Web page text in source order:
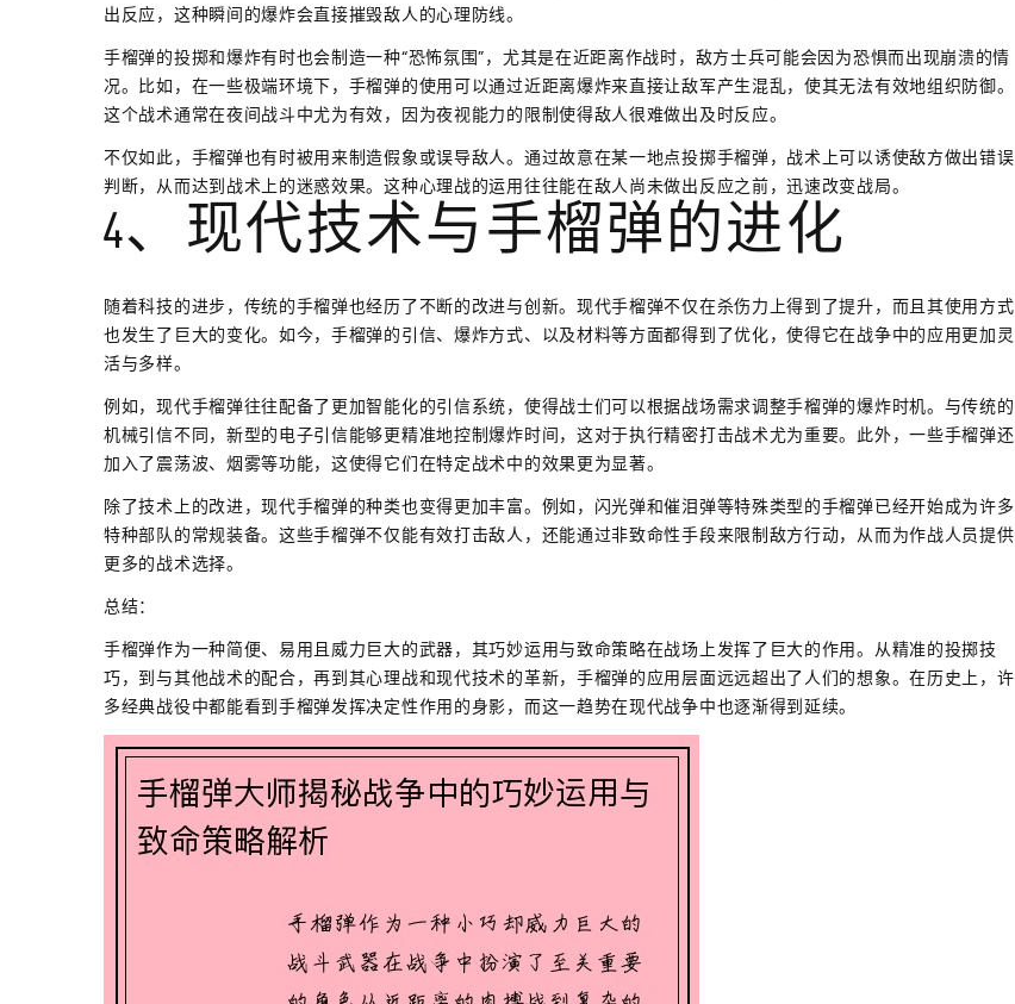
出反应，这种瞬间的爆炸会直接摧毁敌人的心理防线。
手榴弹的投掷和爆炸有时也会制造一种“恐怖氛围”，尤其是在近距离作战时，敌方士兵可能会因为恐惧而出现崩溃的情
况。比如，在一些极端环境下，手榴弹的使用可以通过近距离爆炸来直接让敌军产生混乱，使其无法有效地组织防御。
这个战术通常在夜间战斗中尤为有效，因为夜视能力的限制使得敌人很难做出及时反应。
不仅如此，手榴弹也有时被用来制造假象或误导敌人。通过故意在某一地点投掷手榴弹，战术上可以诱使敌方做出错误
判断，从而达到战术上的迷惑效果。这种心理战的运用往往能在敌人尚未做出反应之前，迅速改变战局。
4、现代技术与手榴弹的进化
随着科技的进步，传统的手榴弹也经历了不断的改进与创新。现代手榴弹不仅在杀伤力上得到了提升，而且其使用方式
也发生了巨大的变化。如今，手榴弹的引信、爆炸方式、以及材料等方面都得到了优化，使得它在战争中的应用更加灵
活与多样。
例如，现代手榴弹往往配备了更加智能化的引信系统，使得战士们可以根据战场需求调整手榴弹的爆炸时机。与传统的
机械引信不同，新型的电子引信能够更精准地控制爆炸时间，这对于执行精密打击战术尤为重要。此外，一些手榴弹还
加入了震荡波、烟雾等功能，这使得它们在特定战术中的效果更为显著。
除了技术上的改进，现代手榴弹的种类也变得更加丰富。例如，闪光弹和催泪弹等特殊类型的手榴弹已经开始成为许多
特种部队的常规装备。这些手榴弹不仅能有效打击敌人，还能通过非致命性手段来限制敌方行动，从而为作战人员提供
更多的战术选择。
总结：
手榴弹作为一种简便、易用且威力巨大的武器，其巧妙运用与致命策略在战场上发挥了巨大的作用。从精准的投掷技
巧，到与其他战术的配合，再到其心理战和现代技术的革新，手榴弹的应用层面远远超出了人们的想象。在历史上，许
多经典战役中都能看到手榴弹发挥决定性作用的身影，而这一趋势在现代战争中也逐渐得到延续。